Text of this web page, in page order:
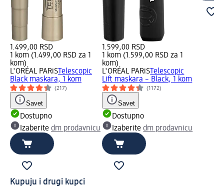
1.499,00 RSD
1 kom (1.499,00 RSD za 1
kom)
L'ORÉAL PARiS Telescopic
Black maskara, 1 kom
(217)
Savet
Dostupno
Izaberite dm prodavnicu
1.599,00 RSD
1 kom (1.599,00 RSD za 1
kom)
L'ORÉAL PARiS Telescopic
Lift maskara – Black, 1 kom
(1172)
Savet
Dostupno
Izaberitedm prodavnicu
Kupuju i drugi kupci